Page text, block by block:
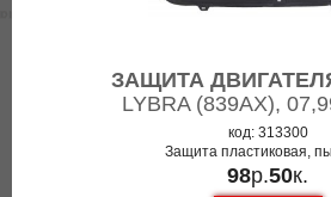
ЗАЩИТА
LYBRA (839AX),
код: 313300
Защита пластиковая,
98р.50к.